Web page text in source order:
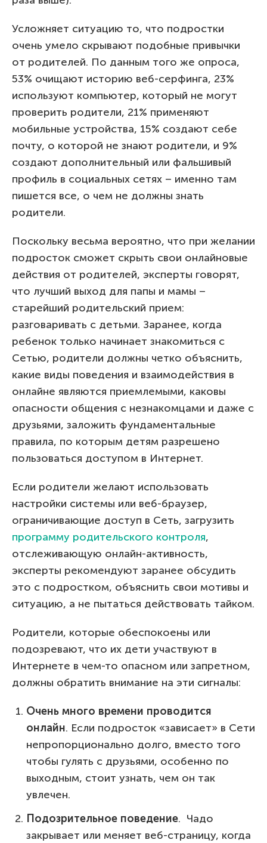
Усложняет ситуацию то, что подростки
очень умело скрывают подобные привычки
от родителей. По данным того же опроса,
53% очищают историю веб-серфинга, 23%
используют компьютер, который не могут
проверить родители, 21% применяют
мобильные устройства, 15% создают себе
почту, о которой не знают родители, и 9%
создают дополнительный или фальшивый
профиль в социальных сетях – именно там
пишется все, о чем не должны знать
родители.
Поскольку весьма вероятно, что при желании
подросток сможет скрыть свои онлайновые
действия от родителей, эксперты говорят,
что лучший выход для папы и мамы –
старейший родительский прием:
разговаривать с детьми. Заранее, когда
ребенок только начинает знакомиться с
Сетью, родители должны четко объяснить,
какие виды поведения и взаимодействия в
онлайне являются приемлемыми, каковы
опасности общения с незнакомцами и даже с
друзьями, заложить фундаментальные
правила, по которым детям разрешено
пользоваться доступом в Интернет.
Если родители желают использовать
настройки системы или веб-браузер,
ограничивающие доступ в Сеть, загрузить
программу родительского контроля,
отслеживающую онлайн-активность,
эксперты рекомендуют заранее обсудить
это с подростком, объяснить свои мотивы и
ситуацию, а не пытаться действовать тайком.
Родители, которые обеспокоены или
подозревают, что их дети участвуют в
Интернете в чем-то опасном или запретном,
должны обратить внимание на эти сигналы:
Очень много времени проводится
онлайн. Если подросток «зависает» в Сети
непропорционально долго, вместо того
чтобы гулять с друзьями, особенно по
выходным, стоит узнать, чем он так
увлечен.
Подозрительное поведение. Чадо
закрывает или меняет веб-страницу, когда